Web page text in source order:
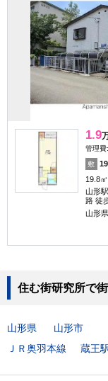
1.9
管理費
敷
19.8㎡
山形
路 徒
山形
住む街研究所で
山形県
山形市
ＪＲ奥羽本線
蔵王